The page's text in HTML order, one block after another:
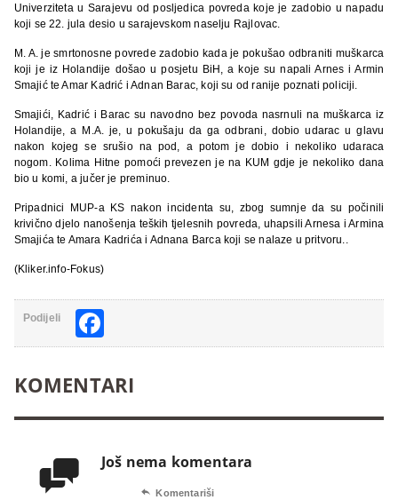
Univerziteta u Sarajevu od posljedica povreda koje je zadobio u napadu
koji se 22. jula desio u sarajevskom naselju Rajlovac.
M. A. je smrtonosne povrede zadobio kada je pokušao odbraniti muškarca
koji je iz Holandije došao u posjetu BiH, a koje su napali Arnes i Armin
Smajić te Amar Kadrić i Adnan Barac, koji su od ranije poznati policiji.
Smajići, Kadrić i Barac su navodno bez povoda nasrnuli na muškarca iz
Holandije, a M.A. je, u pokušaju da ga odbrani, dobio udarac u glavu
nakon kojeg se srušio na pod, a potom je dobio i nekoliko udaraca
nogom. Kolima Hitne pomoći prevezen je na KUM gdje je nekoliko dana
bio u komi, a jučer je preminuo.
Pripadnici MUP-a KS nakon incidenta su, zbog sumnje da su počinili
krivično djelo nanošenja teških tjelesnih povreda, uhapsili Arnesa i Armina
Smajića te Amara Kadrića i Adnana Barca koji se nalaze u pritvoru..
(Kliker.info-Fokus)
Podijeli
KOMENTARI
 Još nema komentara
 Komentariši